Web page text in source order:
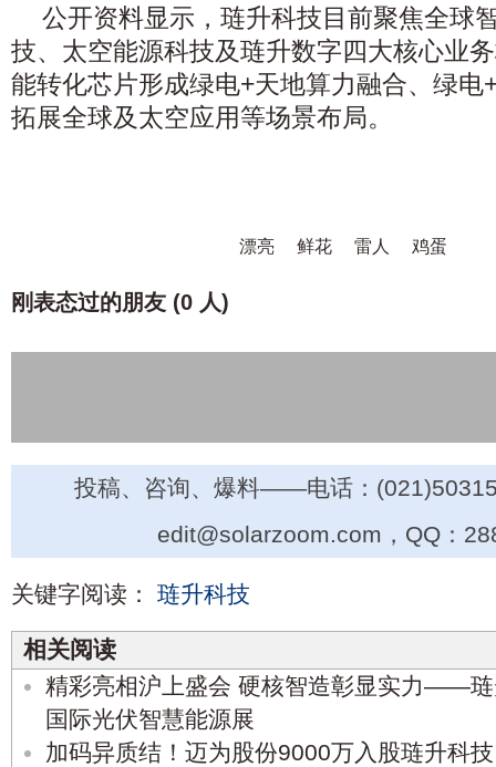
公开资料显示，琏升科技目前聚焦全球
技、太空能源科技及琏升数字四大核心业
能转化芯片形成绿电+天地算力融合、绿电
拓展全球及太空应用等场景布局。
漂亮 鲜花 雷人 鸡蛋
刚表态过的朋友 (0 人)
投稿、咨询、爆料——电话：
edit@solarzoom.com，QQ：
关键字阅读： 琏升科技
相关阅读
精彩亮相沪上盛会 硬核智造彰显实力——
国际光伏智慧能源展
加码异质结！迈为股份9000万入股琏升科技